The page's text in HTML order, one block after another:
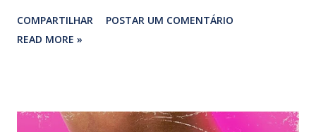
Fulô, com patrocínio do programa Rumos Itaú Cultural e
produzido por Sebastian Notini e Tiganá Santana, ‘Mama
Geraldo Filme), amor (‘Teus olhos em mim’, de Roberto
COMPARTILHAR
POSTAR UM COMENTÁRIO
READ MORE »